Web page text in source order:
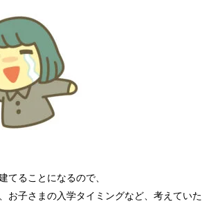
てることになるので、
お子さまの入学タイミングなど、考えていた